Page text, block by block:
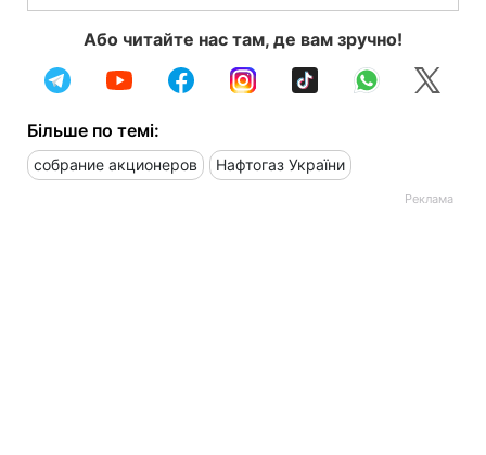
Або читайте нас там, де вам зручно!
Більше по темі:
собрание акционеров Нафтогаз України